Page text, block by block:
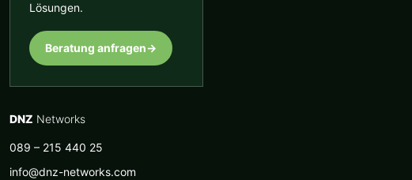
Lösungen.
Beratung anfragen→
DNZ Networks
089 – 215 440 25
info@dnz-networks.com